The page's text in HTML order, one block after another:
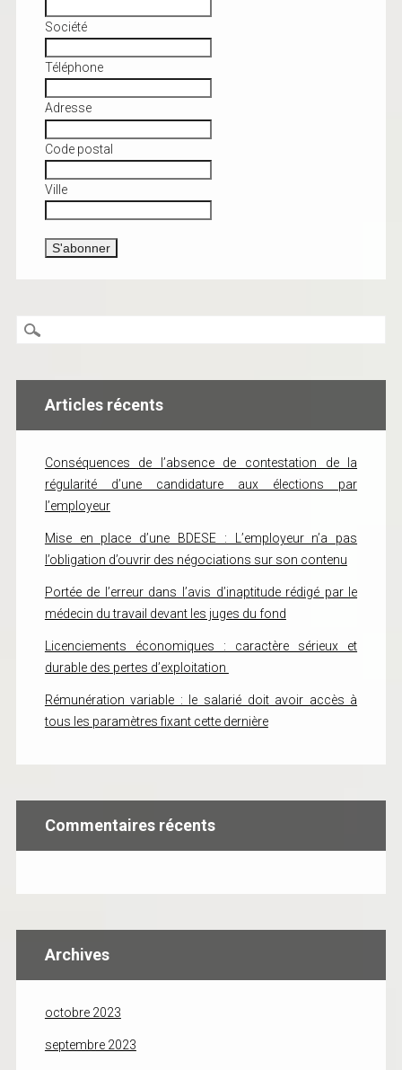
Société
Téléphone
Adresse
Code postal
Ville
Articles récents
Conséquences de l’absence de contestation de la
régularité d’une candidature aux élections par
l’employeur
Mise en place d’une BDESE : L’employeur n’a pas
l’obligation d’ouvrir des négociations sur son contenu
Portée de l’erreur dans l’avis d’inaptitude rédigé par le
médecin du travail devant les juges du fond
Licenciements économiques : caractère sérieux et
durable des pertes d’exploitation
Rémunération variable : le salarié doit avoir accès à
tous les paramètres fixant cette dernière
Commentaires récents
Archives
octobre 2023
septembre 2023